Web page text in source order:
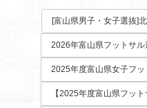
[富山県男子・女子選抜]
2026年富山県フットサ
2025年度富山県女子フ
【2025年度富山県フッ